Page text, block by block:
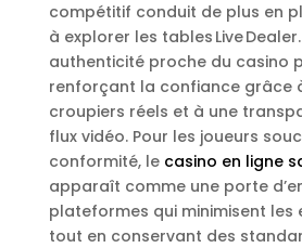
compétitif conduit de plus en
à explorer les tables Live
authenticité proche du casino
renforçant la confiance grâce
croupiers réels et à une
flux vidéo. Pour les joueurs
conformité, le casino en ligne
apparaît comme une porte
plateformes qui minimisent les
tout en conservant des